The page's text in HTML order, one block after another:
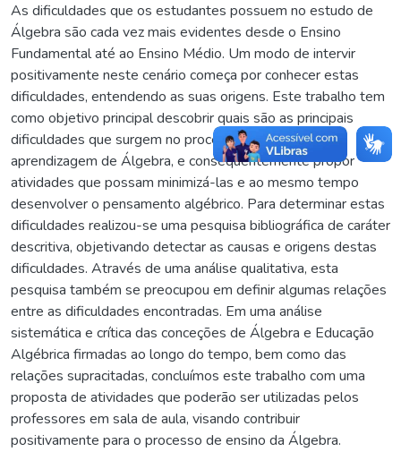
As dificuldades que os estudantes possuem no estudo de
Álgebra são cada vez mais evidentes desde o Ensino
Fundamental até ao Ensino Médio. Um modo de intervir
positivamente neste cenário começa por conhecer estas
dificuldades, entendendo as suas origens. Este trabalho tem
como objetivo principal descobrir quais são as principais
dificuldades que surgem no processo de ensino e
aprendizagem de Álgebra, e consequentemente propor
atividades que possam minimizá-las e ao mesmo tempo
desenvolver o pensamento algébrico. Para determinar estas
dificuldades realizou-se uma pesquisa bibliográfica de caráter
descritiva, objetivando detectar as causas e origens destas
dificuldades. Através de uma análise qualitativa, esta
pesquisa também se preocupou em definir algumas relações
entre as dificuldades encontradas. Em uma análise
sistemática e crítica das conceções de Álgebra e Educação
Algébrica firmadas ao longo do tempo, bem como das
relações supracitadas, concluímos este trabalho com uma
proposta de atividades que poderão ser utilizadas pelos
professores em sala de aula, visando contribuir
positivamente para o processo de ensino da Álgebra.